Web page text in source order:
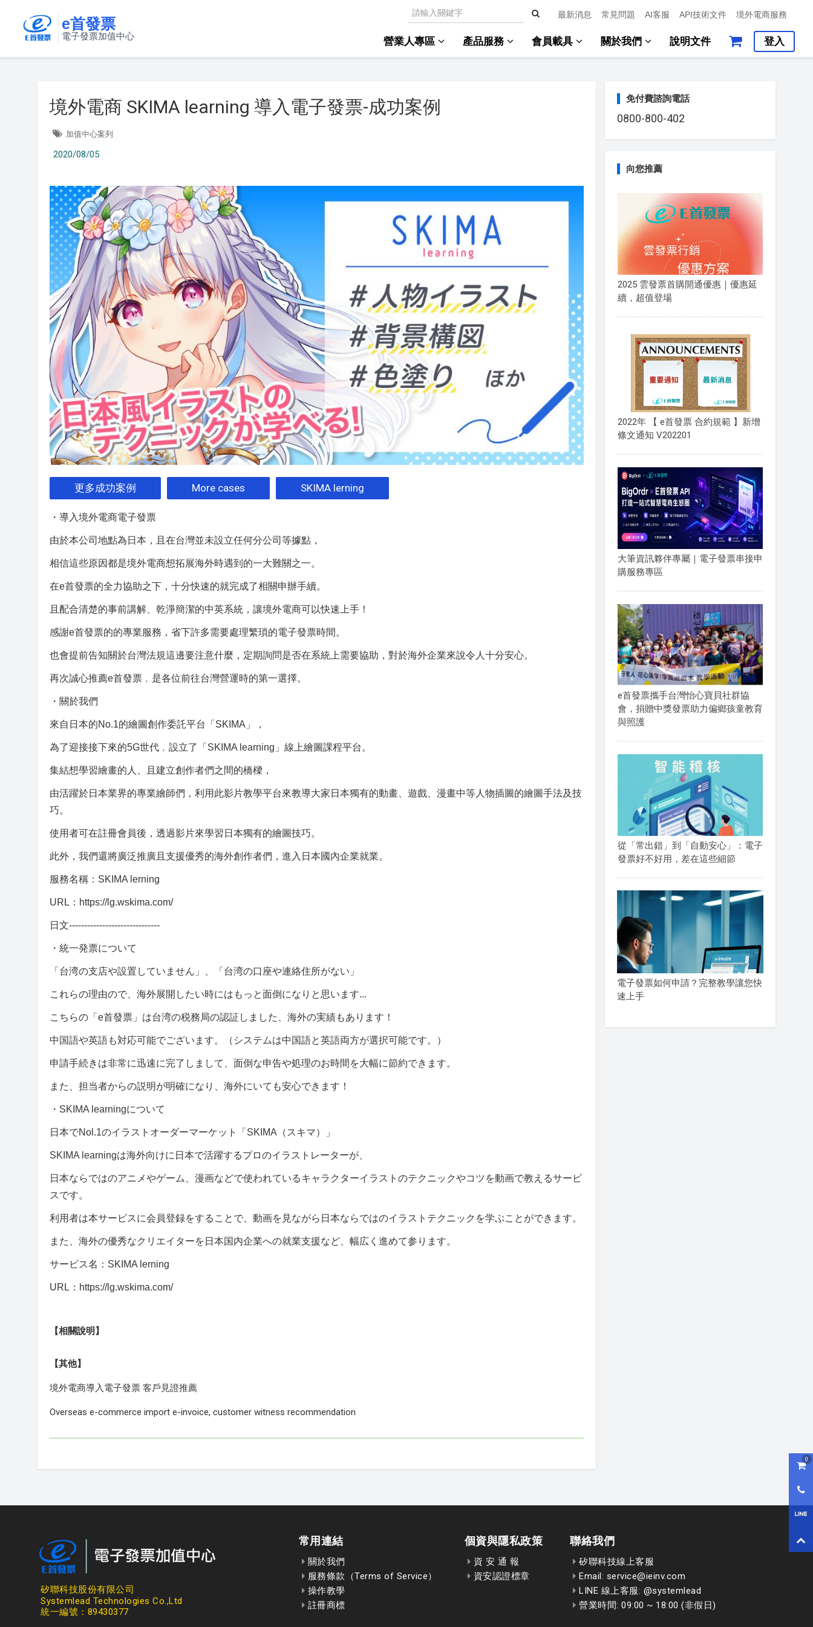
購
0
回
e首發票
電子發票加值中心
最新消息 常見問題 AI客服 API技術文件 境外電商服務
營業人專區 產品服務 會員載具 關於我們 說明文件 登入
境外電商 SKIMA learning 導入電子發票-成功案例
加值中心案列
2020/08/05
更多成功案例 More cases SKIMA lerning
・導入境外電商電子發票
由於本公司地點為日本，且在台灣並未設立任何分公司等據點，
相信這些原因都是境外電商想拓展海外時遇到的一大難關之一。
在e首發票的全力協助之下，十分快速的就完成了相關申辦手續。
且配合清楚的事前講解、乾淨簡潔的中英系統，讓境外電商可以快速上手！
感謝e首發票的的專業服務，省下許多需要處理繁瑣的電子發票時間。
也會提前告知關於台灣法規這邊要注意什麼，定期詢問是否在系統上需要協助，對於海外企業來說令人十分安心。
再次誠心推薦e首發票﹐是各位前往台灣營運時的第一選擇。
・關於我們
來自日本的No.1的繪圖創作委託平台「SKIMA」，
為了迎接接下來的5G世代﹐設立了「SKIMA learning」線上繪圖課程平台。
集結想學習繪畫的人、且建立創作者們之間的橋樑，
由活躍於日本業界的專業繪師們，利用此影片教學平台來教導大家日本獨有的動畫、遊戲、漫畫中等人物插圖的繪圖手法及技
巧。
使用者可在註冊會員後，透過影片來學習日本獨有的繪圖技巧。
此外，我們還將廣泛推廣且支援優秀的海外創作者們，進入日本國內企業就業。
服務名稱：SKIMA lerning
URL：https://lg.wskima.com/
日文------------------------------
・統一発票について
「台湾の支店や設置していません」、「台湾の口座や連絡住所がない」
これらの理由ので、海外展開したい時にはもっと面倒になりと思います...
こちらの「e首發票」は台湾の税務局の認証しました、海外の実績もあります！
中国語や英語も対応可能でございます。（システムは中国語と英語両方が選択可能です。）
申請手続きは非常に迅速に完了しまして、面倒な申告や処理のお時間を大幅に節約できます。
また、担当者からの説明が明確になり、海外にいても安心できます！
・SKIMA learningについて
日本でNol.1のイラストオーダーマーケット「SKIMA（スキマ）」
SKIMA learningは海外向けに日本で活躍するプロのイラストレーターが、
日本ならではのアニメやゲーム、漫画などで使われているキャラクターイラストのテクニックやコツを動画で教えるサービ
スです。
利用者は本サービスに会員登録をすることで、動画を見ながら日本ならではのイラストテクニックを学ぶことができます。
また、海外の優秀なクリエイターを日本国内企業への就業支援など、幅広く進めて参ります。
サービス名：SKIMA lerning
URL：https://lg.wskima.com/
【相關說明】
【其他】
境外電商導入電子發票 客戶見證推薦
Overseas e-commerce import e-invoice, customer witness recommendation
免付費諮詢電話
0800-800-402
向您推薦
2025 雲發票首購開通優惠｜優惠延
續，超值登場
2022年 【 e首發票 合約規範 】新增
條文通知 V202201
大筆資訊夥伴專屬｜電子發票串接申
購服務專區
e首發票攜手台灣怡心寶貝社群協
會，捐贈中獎發票助力偏鄉孩童教育
與照護
從「常出錯」到「自動安心」：電子
發票好不好用，差在這些細節
電子發票如何申請？完整教學讓您快
速上手
矽聯科技股份有限公司
Systemlead Technologies Co.,Ltd
統一編號：89430377
常用連結
關於我們
服務條款（Terms of Service）
操作教學
註冊商標
個資與隱私政策
資 安 通 報
資安認證標章
聯絡我們
矽聯科技線上客服
Email: service@ieinv.com
LINE 線上客服: @systemlead
營業時間: 09:00 ~ 18:00 (非假日)